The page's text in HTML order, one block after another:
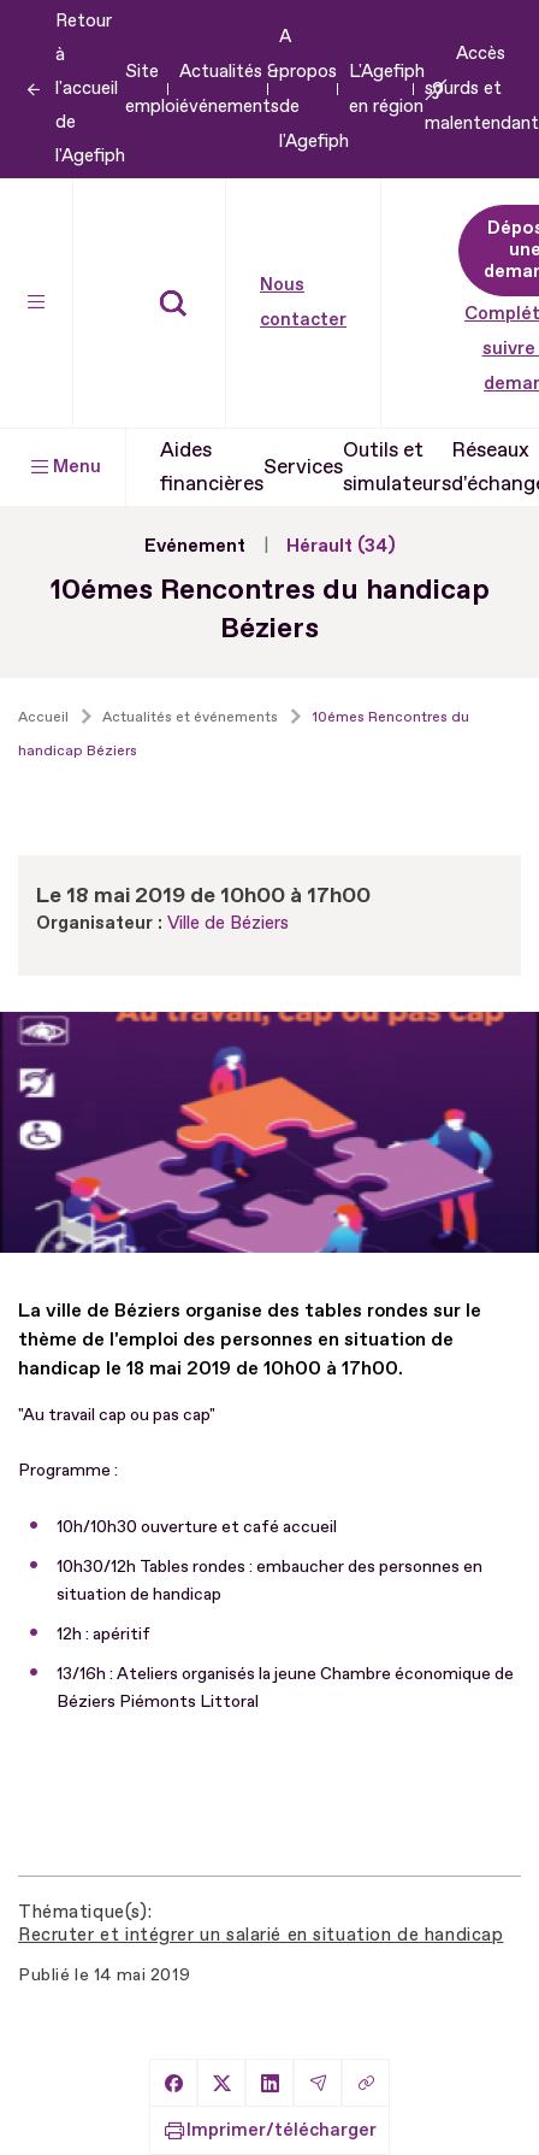
contenu
Retour
à
l'accueil
de
l'Agefiph
Site
emploi
Actualités &
événements
A
propos
de
l'Agefiph
L'Agefiph
en région
Accès
sourds et
Nous
contacter
suivre
Menu
Aides
financières
Services
Outils et
simulateurs
Réseaux
Evénement Hérault (34)
10émes Rencontres du handicap
Béziers
Accueil Actualités et événements
10émes Rencontres du
handicap Béziers
Le 18 mai 2019 de 10h00 à 17h00
Organisateur : Ville de Béziers
La ville de Béziers organise des tables rondes sur le
thème de l'emploi des personnes en situation de
handicap le 18 mai 2019 de 10h00 à 17h00.
"Au travail cap ou pas cap"
Programme :
10h/10h30 ouverture et café accueil
10h30/12h Tables rondes : embaucher des personnes en
situation de handicap
12h : apéritif
13/16h : Ateliers organisés la jeune Chambre économique de
Béziers Piémonts Littoral
Thématique(s)
Recruter et intégrer un salarié en situation de handicap
Publié le 14 mai 2019
Partager sur Facebook
Partager sur X
Partager sur LinkedIn
Partager par Email
Copier le lien
Imprimer/télécharger